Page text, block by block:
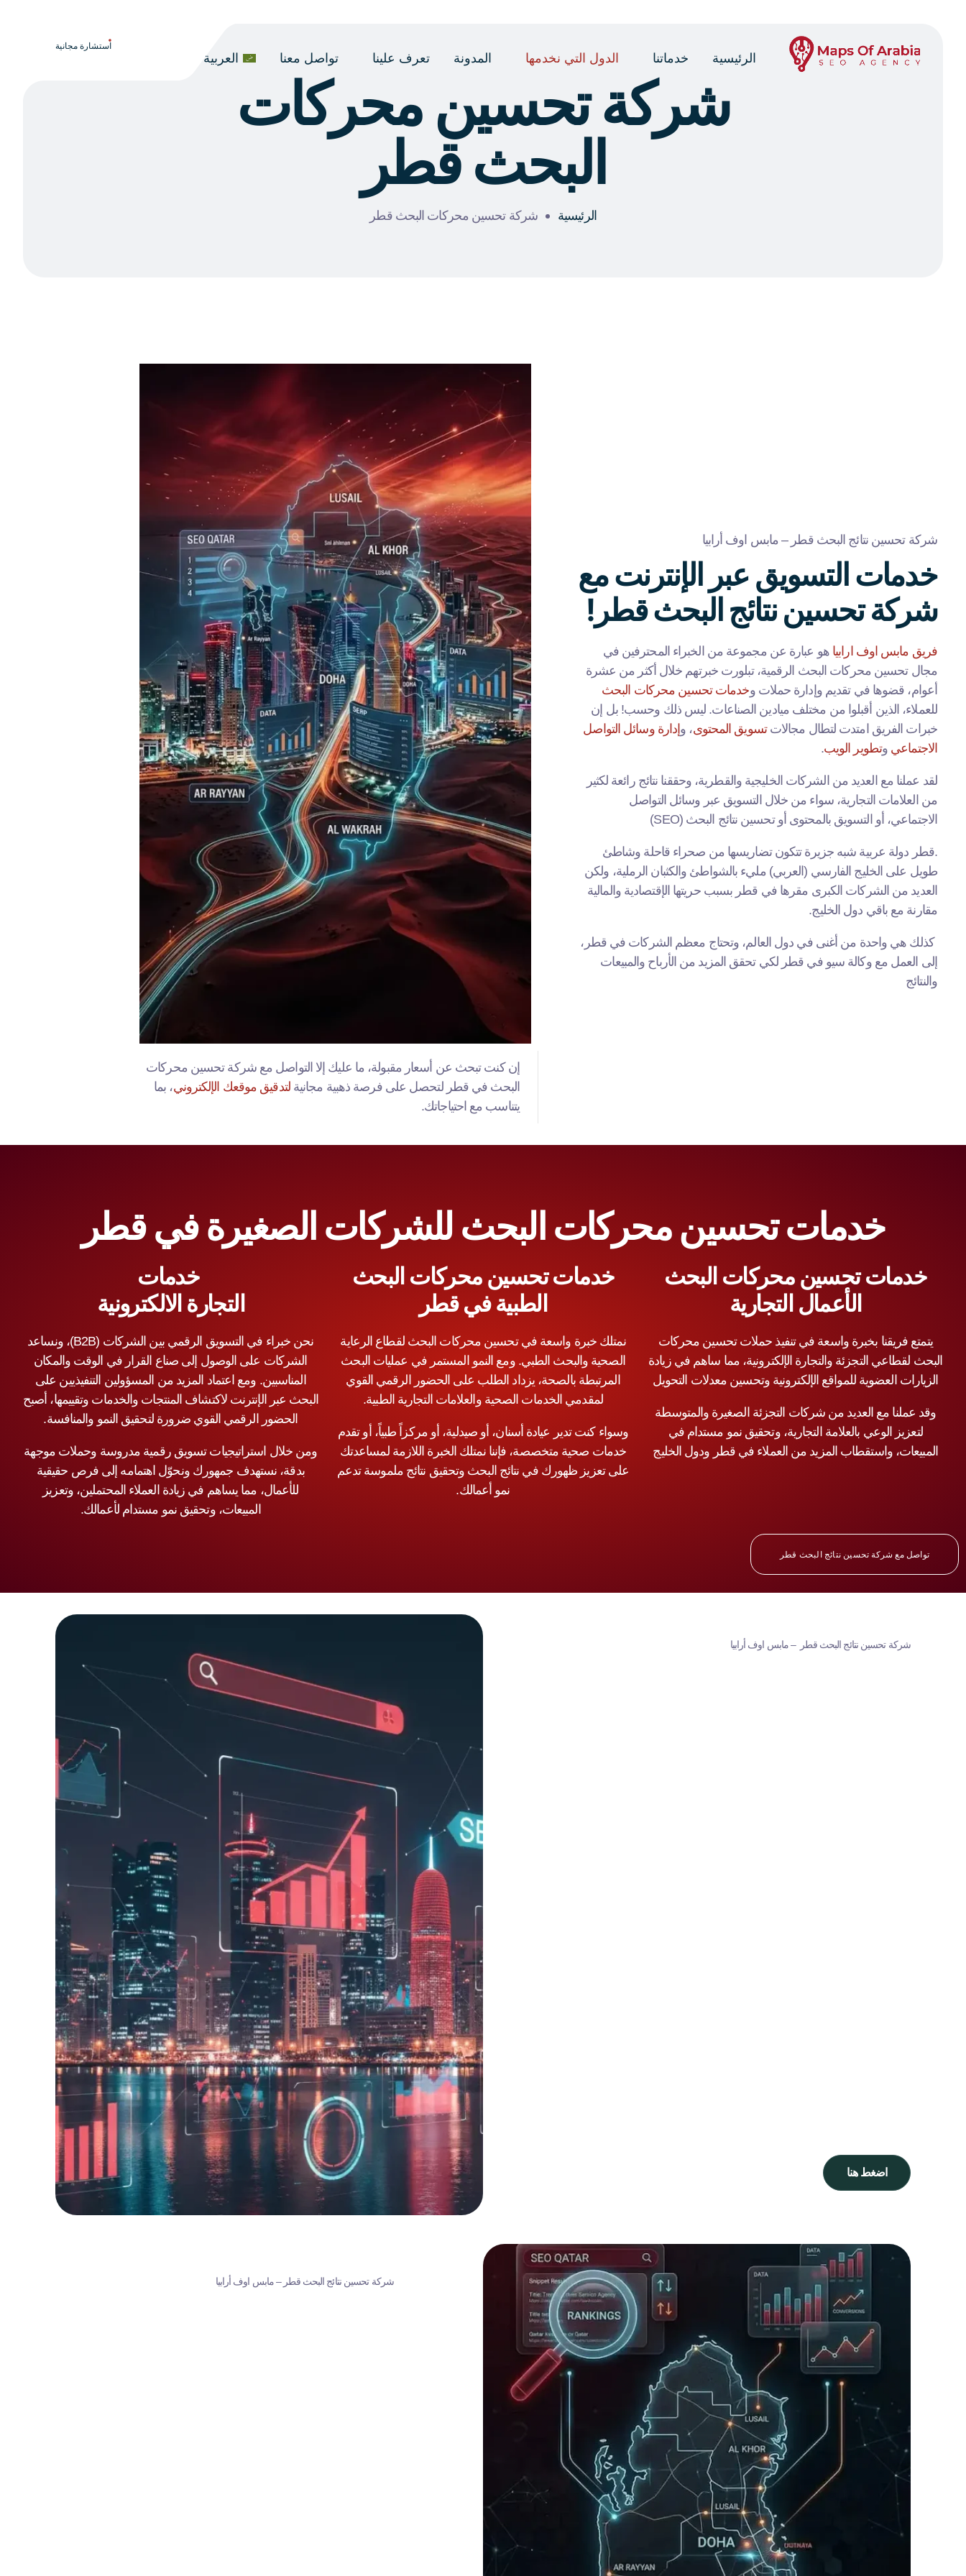
الرئيسية خدماتنا الدول التي نخدمها المدونة تعرف علينا تواصل معنا العربية
استشارة مجانية
شركة تحسين محركات
البحث قطر
الرئيسية شركة تحسين محركات البحث قطر
شركة تحسين نتائج البحث قطر – مابس اوف أرابيا
خدمات التسويق عبر الإنترنت مع
شركة تحسين نتائج البحث قطر!
فريق مابس اوف ارابيا هو عبارة عن مجموعة من الخبراء المحترفين في
مجال تحسين محركات البحث الرقمية، تبلورت خبرتهم خلال أكثر من عشرة
أعوام، قضوها في تقديم وإدارة حملات وخدمات تحسين محركات البحث
للعملاء، الذين أقبلوا من مختلف ميادين الصناعات. ليس ذلك وحسب! بل إن
خبرات الفريق امتدت لتطال مجالاتتسويق المحتوى، و إدارة وسائل التواصل
الاجتماعي وتطوير الويب.
لقد عملنا مع العديد من الشركات الخليجية والقطرية، وحققنا نتائج رائعة لكثير
من العلامات التجارية، سواء من خلال التسويق عبر وسائل التواصل
الاجتماعي، أو التسويق بالمحتوى أو تحسين نتائج البحث (SEO)
.قطر دولة عربية شبه جزيرة تتكون تضاريسها من صحراء قاحلة وشاطئ
طويل على الخليج الفارسي (العربي) مليء بالشواطئ والكثبان الرملية، ولكن
العديد من الشركات الكبرى مقرها في قطر بسبب حريتها الإقتصادية والمالية
مقارنة مع باقي دول الخليج.
كذلك هي واحدة من أغنى في دول العالم، وتحتاج معظم الشركات في قطر،
إلى العمل مع وكالة سيو في قطر لكي تحقق المزيد من الأرباح والمبيعات
والنتائج
إن كنت تبحث عن أسعار مقبولة، ما عليك إلا التواصل مع شركة تحسين محركات
البحث في قطر لتحصل على فرصة ذهبية مجانيةلتدقيق موقعك الإلكتروني، بما
يتناسب مع احتياجاتك.
خدمات تحسين محركات البحث للشركات الصغيرة في قطر
خدمات تحسين محركات البحث
الأعمال التجارية
يتمتع فريقنا بخبرة واسعة في تنفيذ حملات تحسين محركات
البحث لقطاعي التجزئة والتجارة الإلكترونية، مما ساهم في زيادة
الزيارات العضوية للمواقع الإلكترونية وتحسين معدلات التحويل
وقد عملنا مع العديد من شركات التجزئة الصغيرة والمتوسطة
لتعزيز الوعي بالعلامة التجارية، وتحقيق نمو مستدام في
المبيعات، واستقطاب المزيد من العملاء في قطر ودول الخليج
خدمات تحسين محركات البحث
الطبية في قطر
نمتلك خبرة واسعة في تحسين محركات البحث لقطاع الرعاية
الصحية والبحث الطبي. ومع النمو المستمر في عمليات البحث
المرتبطة بالصحة، يزداد الطلب على الحضور الرقمي القوي
لمقدمي الخدمات الصحية والعلامات التجارية الطبية.
وسواء كنت تدير عيادة أسنان، أو صيدلية، أو مركزاً طبياً، أو تقدم
خدمات صحية متخصصة، فإننا نمتلك الخبرة اللازمة لمساعدتك
على تعزيز ظهورك في نتائج البحث وتحقيق نتائج ملموسة تدعم
نمو أعمالك.
خدمات
التجارة الالكترونية
نحن خبراء في التسويق الرقمي بين الشركات (B2B)، ونساعد
الشركات على الوصول إلى صناع القرار في الوقت والمكان
المناسبين. ومع اعتماد المزيد من المسؤولين التنفيذيين على
البحث عبر الإنترنت لاكتشاف المنتجات والخدمات وتقييمها، أصبح
الحضور الرقمي القوي ضرورة لتحقيق النمو والمنافسة.
ومن خلال استراتيجيات تسويق رقمية مدروسة وحملات موجهة
بدقة، نستهدف جمهورك ونحوّل اهتمامه إلى فرص حقيقية
للأعمال، مما يساهم في زيادة العملاء المحتملين، وتعزيز
المبيعات، وتحقيق نمو مستدام لأعمالك.
تواصل مع شركة تحسين نتائج البحث قطر
شركة تحسين نتائج البحث قطر – مابس اوف أرابيا
اضغط هنا
شركة تحسين نتائج البحث قطر – مابس اوف أرابيا